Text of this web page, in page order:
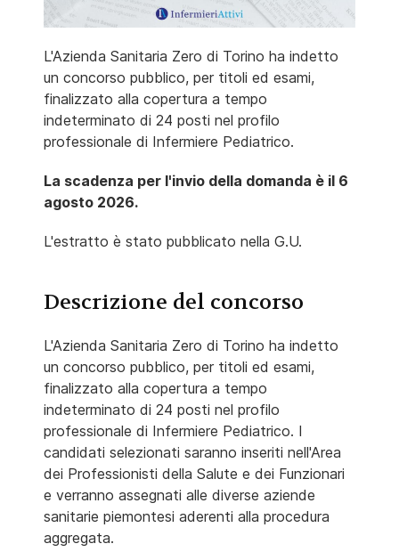
L'Azienda Sanitaria Zero di Torino ha indetto
un concorso pubblico, per titoli ed esami,
finalizzato alla copertura a tempo
indeterminato di 24 posti nel profilo
professionale di Infermiere Pediatrico.
La scadenza per l'invio della domanda è il 6
agosto 2026.
L'estratto è stato pubblicato nella G.U.
Descrizione del concorso
L'Azienda Sanitaria Zero di Torino ha indetto
un concorso pubblico, per titoli ed esami,
finalizzato alla copertura a tempo
indeterminato di 24 posti nel profilo
professionale di Infermiere Pediatrico. I
candidati selezionati saranno inseriti nell'Area
dei Professionisti della Salute e dei Funzionari
e verranno assegnati alle diverse aziende
sanitarie piemontesi aderenti alla procedura
aggregata.